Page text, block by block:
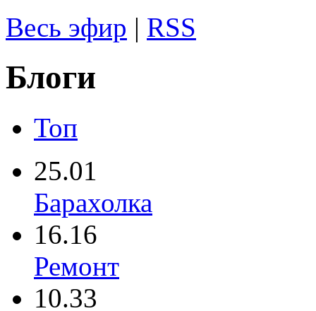
Весь эфир | RSS
Блоги
Топ
25.01
Барахолка
16.16
Ремонт
10.33